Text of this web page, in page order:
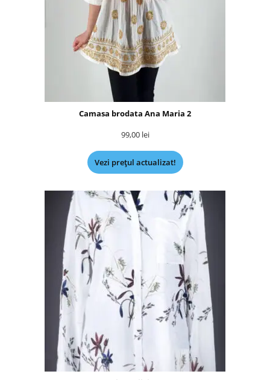
Camasa brodata Ana Maria 2
99,00 lei
Vezi prețul actualizat!